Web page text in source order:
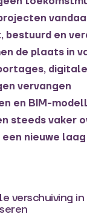
bestuurd en
de plaats in
digitale
vervangen
en BIM-
steeds vaker
een nieuwe
verschuiving